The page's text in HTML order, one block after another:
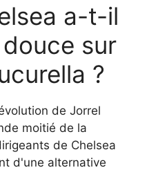
a-t-il
sur
?
de Jorrel
moitié de la
de Chelsea
d'une alternative